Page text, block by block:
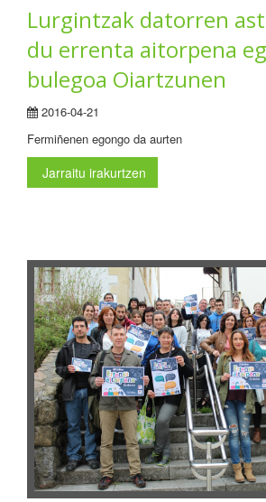
Lurgintzak datorren
du errenta aitorpena
bulegoa Oiartzunen
2016-04-21
Fermiñenen egongo da aurten
Jarraitu irakurtzen